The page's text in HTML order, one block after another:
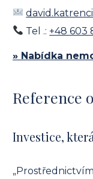
Tel .:+48 603
» Nabídka
Reference
Investice,